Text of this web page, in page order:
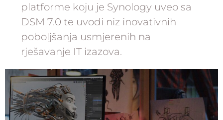
platforme koju je Synology uveo sa
DSM 7.0 te uvodi niz inovativnih
poboljšanja usmjerenih na
rješavanje IT izazova.